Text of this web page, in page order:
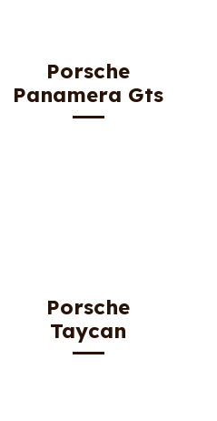
Porsche
Panamera Gts
Porsche
Taycan